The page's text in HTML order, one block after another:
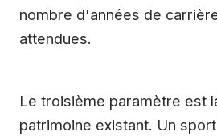
nombre d'années de
attendues.
Le troisième paramètre est
patrimoine existant. Un